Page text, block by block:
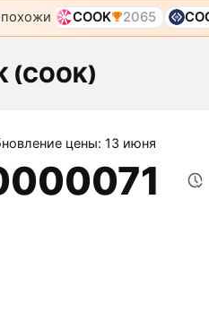
COOK 2065
(COOK)
цены: 13 июня